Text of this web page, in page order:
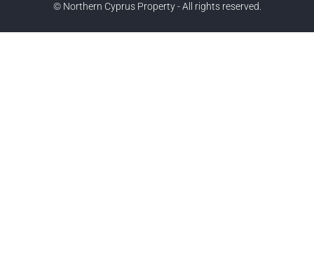
© Northern Cyprus Property - All rights reserved.